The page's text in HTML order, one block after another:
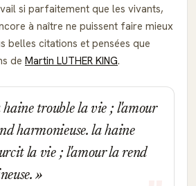
si parfaitement que les vivants,
à naître ne puissent faire mieux
belles citations et pensées que
de Martin LUTHER KING.
trouble la vie ; l'amour
harmonieuse. la haine
la vie ; l'amour la rend